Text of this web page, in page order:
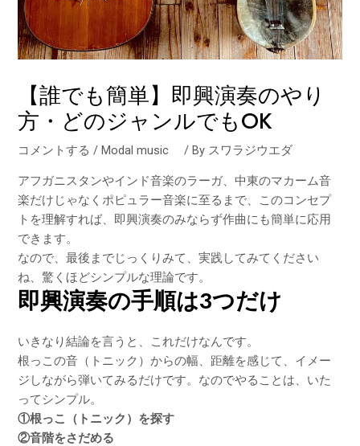
【誰でも簡単】即興演奏のやり
方・どのジャンルでもOK
コメントする /Modal music / By スワラジウエダ
アフガニスタンやインド音楽のラーガ、中東のマカーム音
楽だけじゃなくポピュラー音楽に至るまで、このコンセプ
トを理解すれば、即興演奏のみならず作曲にも簡単に応用
できます。
なので、最後までじっくりみて、実践してみてください
ね、驚くほどシンプルな理論です。
即興演奏の手順は3つだけ
いきなり結論を言うと、これだけなんです。
根っこの音（トニック）からの幅、距離を感じて、イメー
ジしながら弾いてみるだけです。なのでやることは、いた
ってシンプル。
①根っこ（トニック）を探す
②音階をさだめる